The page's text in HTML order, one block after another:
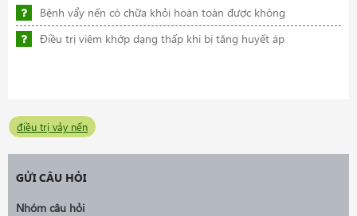
Bệnh vẩy nến có chữa khỏi hoàn toàn được không
Điều trị viêm khớp dạng thấp khi bị tăng huyết áp
điều trị vảy nến
GỬI CÂU HỎI
Nhóm câu hỏi